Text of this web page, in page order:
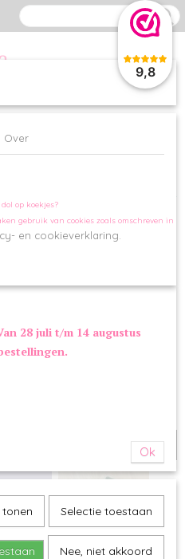
9,8
Over
dol op koekjes?
gebruik van cookies zoals omschreven in
en cookieverklaring.
28 juli t/m 14 augustus
Ok
Selectie toestaan
Nee, niet akkoord